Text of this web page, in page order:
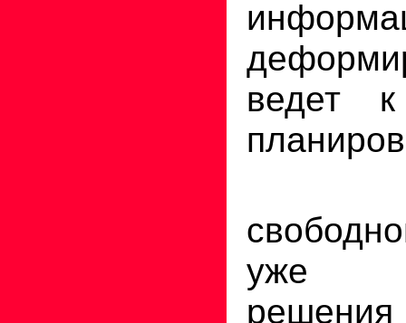
ведет
уже